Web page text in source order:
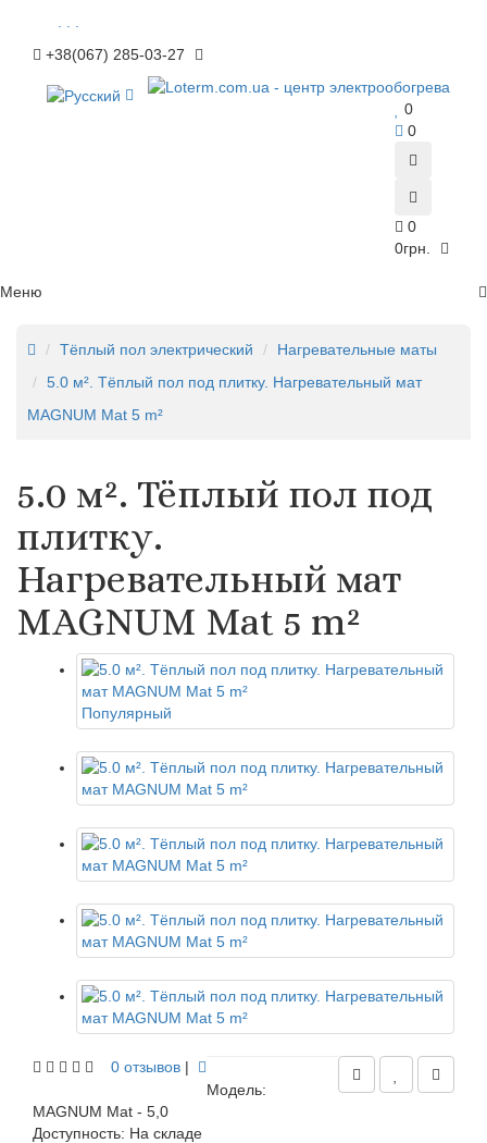
+38(067) 285-03-27
0
0
0
0грн.
Меню
Тёплый пол электрический
Нагревательные маты
5.0 м². Тёплый пол под плитку. Нагревательный мат
MAGNUM Mat 5 m²
5.0 м². Тёплый пол под
плитку.
Нагревательный мат
MAGNUM Mat 5 m²
Популярный
0 отзывов |
Модель:
MAGNUM Mat - 5,0
Доступность: На складе